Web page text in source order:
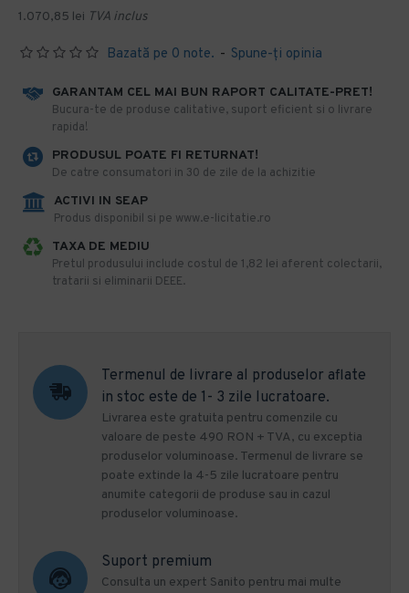
Bazată pe 0 note. - Spune-ţi opinia
1.070,85 lei TVA inclus
GARANTAM CEL MAI BUN RAPORT CALITATE-PRET!
​Bucura-te de produse calitative, suport eficient si o livrare
rapida!
PRODUSUL POATE FI RETURNAT!
De catre consumatori in 30 de zile de la achizitie
ACTIVI IN SEAP
Produs disponibil si pe www.e-licitatie.ro
TAXA DE MEDIU
Pretul produsului include costul de 1,82 lei aferent colectarii,
tratarii si eliminarii DEEE.
Termenul de livrare al produselor aflate
in stoc este de 1- 3 zile lucratoare.
Livrarea este gratuita pentru comenzile cu
valoare de peste 490 RON + TVA, cu exceptia
produselor voluminoase. Termenul de livrare se
poate extinde la 4-5 zile lucratoare pentru
anumite categorii de produse sau in cazul
produselor voluminoase.
Suport premium
Consulta un expert Sanito pentru mai multe